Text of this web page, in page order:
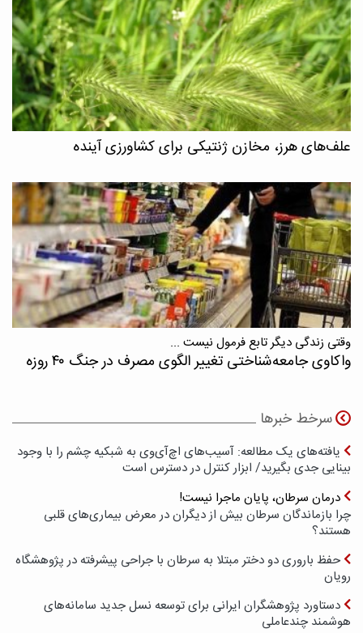
علف‌های هرز، مخازن ژنتیکی برای کشاورزی آینده
وقتی زندگی دیگر تابع فرمول نیست ...
واکاوی جامعه‌شناختی تغییر الگوی مصرف در جنگ ۴۰ روزه
سرخط خبرها
یافته‌های یک مطالعه: آسیب‌های اچ‌آی‌وی به شبکیه چشم را با وجود
بینایی جدی بگیرید/ ابزار کنترل در دسترس است
درمان سرطان، پایان ماجرا نیست!
چرا بازماندگان سرطان بیش از دیگران در معرض بیماری‌های قلبی
هستند؟
حفظ باروری دو دختر مبتلا به سرطان با جراحی پیشرفته در پژوهشگاه
رویان
دستاورد پژوهشگران ایرانی برای توسعه نسل جدید سامانه‌های
هوشمند چندعاملی